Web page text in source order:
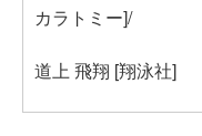
カラトミー]/
道上 飛翔 [翔泳社]